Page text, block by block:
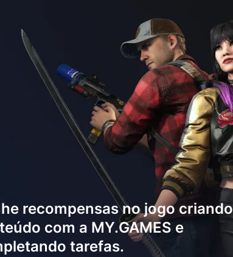
recompensas no jogo criando
com a MY.GAMES e
tarefas.